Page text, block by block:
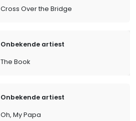
Cross Over the Bridge
Onbekende artiest
The Book
Onbekende artiest
Oh, My Papa